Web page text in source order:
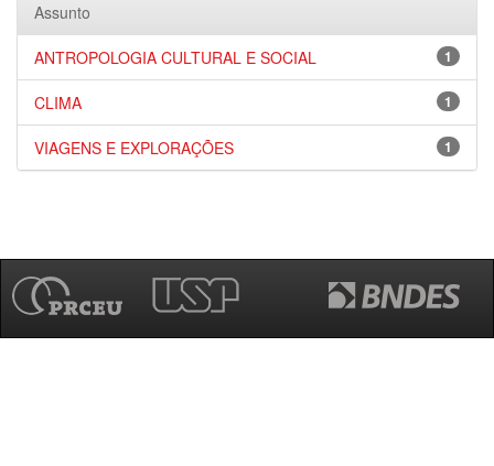
Assunto
1
ANTROPOLOGIA CULTURAL E SOCIAL
1
CLIMA
1
VIAGENS E EXPLORAÇÕES